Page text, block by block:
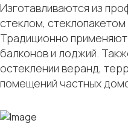
Изготавливаются из
стеклом,
Традиционно
балконов и лоджий.
остеклении веранд,
помещений частных